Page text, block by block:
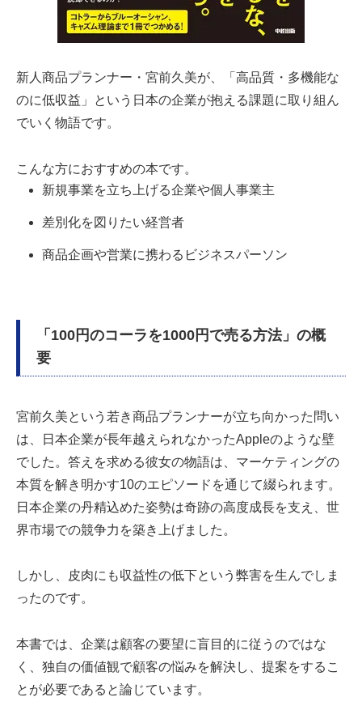
新人商品プランナー・宮前久美が、「高品質・多機能な
のに低収益」という日本の企業が抱える課題に取り組ん
でいく物語です。
こんな方におすすめの本です。
新規事業を立ち上げる企業や個人事業主
差別化を図りたい経営者
商品企画や営業に携わるビジネスパーソン
「100円のコーラを1000円で売る方法」の概
要
宮前久美という若き商品プランナーが立ち向かった問い
は、日本企業が長年越えられなかったAppleのような壁
でした。答えを求める彼女の物語は、マーケティングの
本質を解き明かす10のエピソードを通じて綴られます。
日本企業の丹精込めた姿勢は奇跡の高度成長を支え、世
界市場での競争力を築き上げました。
しかし、皮肉にも収益性の低下という弊害を生んでしま
ったのです。
本書では、企業は顧客の要望に盲目的に従うのではな
く、独自の価値観で顧客の悩みを解決し、提案をするこ
とが必要であると論じています。